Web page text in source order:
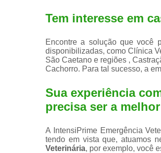
Tem interesse em
Encontre a solução que você
disponibilizadas, como Clínica
São Caetano e regiões ,
Cachorro. Para tal sucesso, a
Sua experiência
precisa ser a
A IntensiPrime Emergência
tendo em vista que, atuamos
Veterinária, por exemplo, você